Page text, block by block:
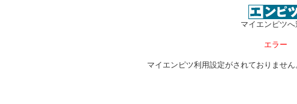
マイエンピツへ
エラー
マイエンピツ利用設定がされておりませ